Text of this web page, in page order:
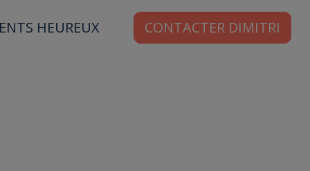
HEUREUX CONTACTER DIMITRI